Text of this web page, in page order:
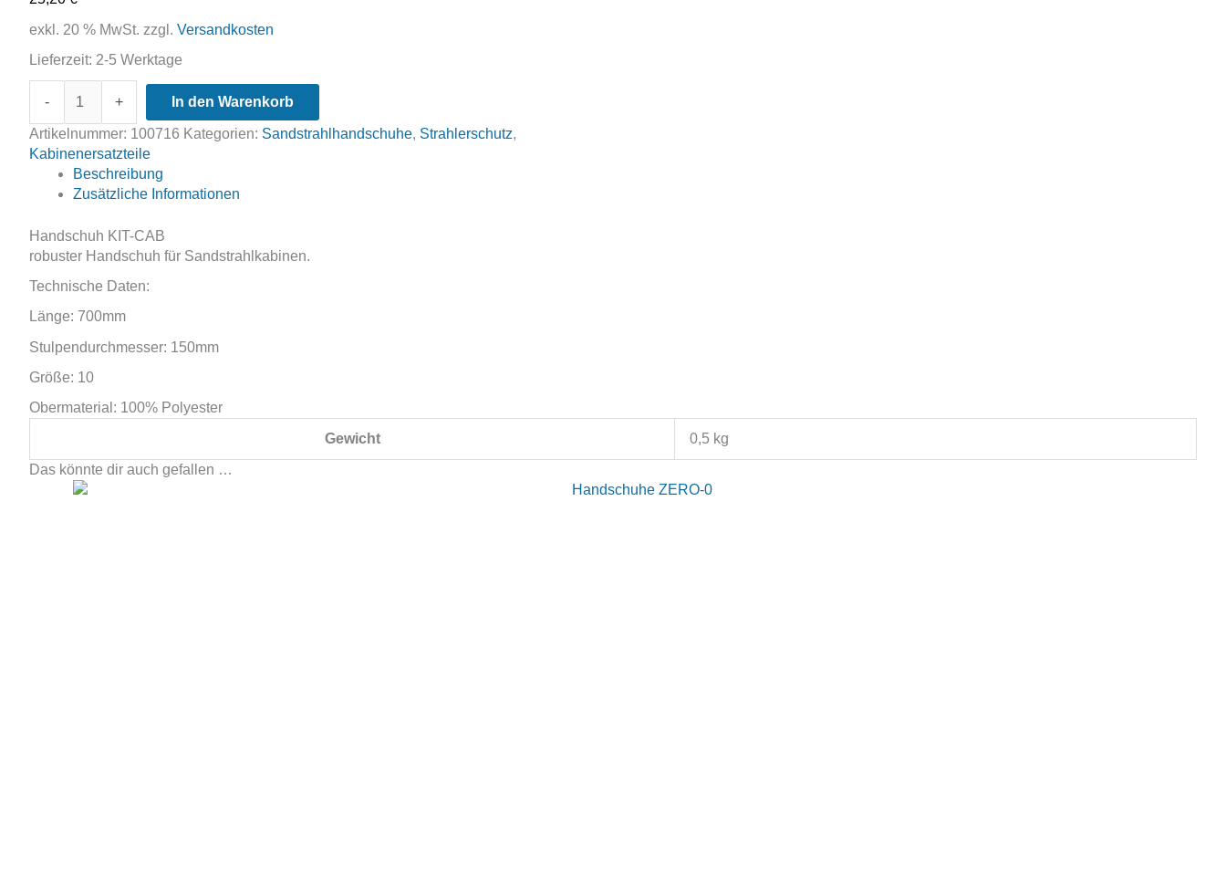
exkl. 20 % MwSt. zzgl. Versandkosten
Lieferzeit: 2-5 Werktage
-
CAB
Handschuhe
Menge
+ In den Warenkorb
Artikelnummer: 100716 Kategorien: Sandstrahlhandschuhe, Strahlerschutz,
Kabinenersatzteile
Beschreibung
Zusätzliche Informationen
Handschuh KIT-CAB
robuster Handschuh für Sandstrahlkabinen.
Technische Daten:
Länge: 700mm
Stulpendurchmesser: 150mm
Größe: 10
Obermaterial: 100% Polyester
Gewicht
0,5 kg
Das könnte dir auch gefallen …